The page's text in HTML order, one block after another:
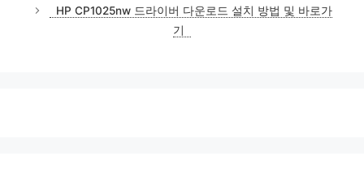
리
HP CP1025nw 드라이버 다운로드 설치 방법 및 바로가
기